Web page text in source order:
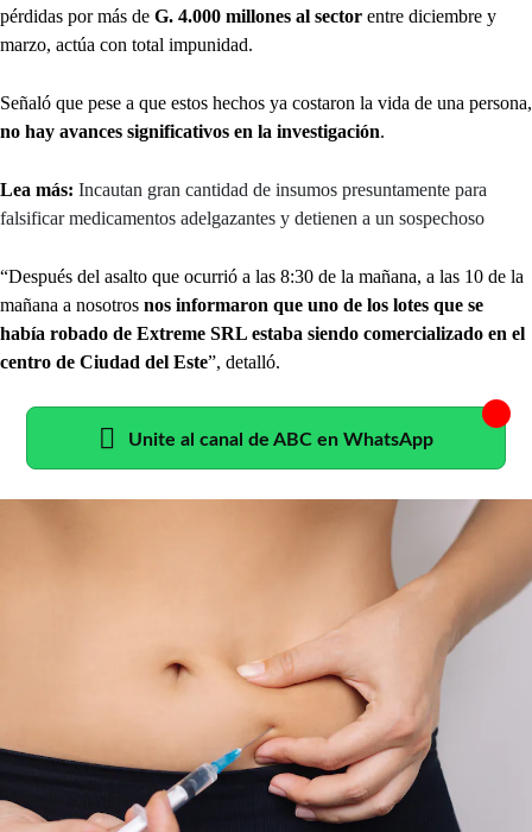
pérdidas por más de G. 4.000 millones al sector entre diciembre y
marzo, actúa con total impunidad.
Señaló que pese a que estos hechos ya costaron la vida de una persona,
no hay avances significativos en la investigación.
Lea más: Incautan gran cantidad de insumos presuntamente para
falsificar medicamentos adelgazantes y detienen a un sospechoso
“Después del asalto que ocurrió a las 8:30 de la mañana, a las 10 de la
mañana a nosotros nos informaron que uno de los lotes que se
había robado de Extreme SRL estaba siendo comercializado en el
centro de Ciudad del Este”, detalló.
Unite al canal de ABC en WhatsApp